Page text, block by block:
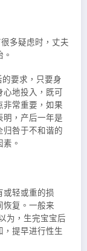
多疑虑时，丈夫
要求，只要身
心地投入，既可
非常重要，如果
明，产后一年是
归咎于不和谐的
。
轻或重的损
恢复。一般来
为，生完宝宝后
，提早进行性生